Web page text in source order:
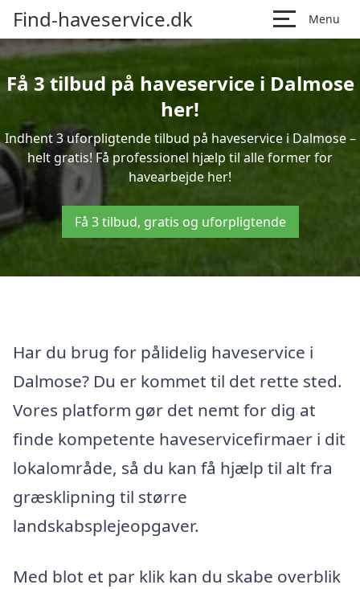
Find-haveservice.dk Menu
Få 3 tilbud på haveservice i Dalmose
her!
Indhent 3 uforpligtende tilbud på haveservice i Dalmose –
helt gratis! Få professionel hjælp til alle former for
havearbejde her!
Få 3 tilbud, gratis og uforpligtende
Har du brug for pålidelig haveservice i
Dalmose? Du er kommet til det rette sted.
Vores platform gør det nemt for dig at
finde kompetente haveservicefirmaer i dit
lokalområde, så du kan få hjælp til alt fra
græsklipning til større
landskabsplejeopgaver.
Med blot et par klik kan du skabe overblik